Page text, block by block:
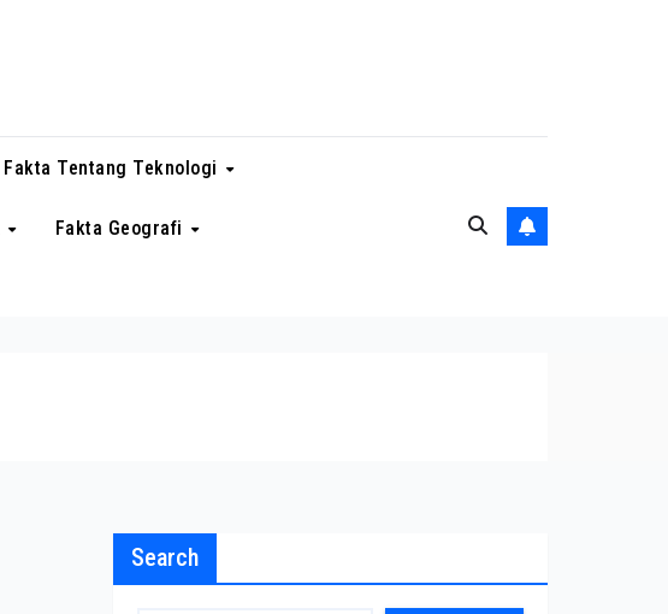
Fakta Tentang Teknologi
Fakta Geografi
Search